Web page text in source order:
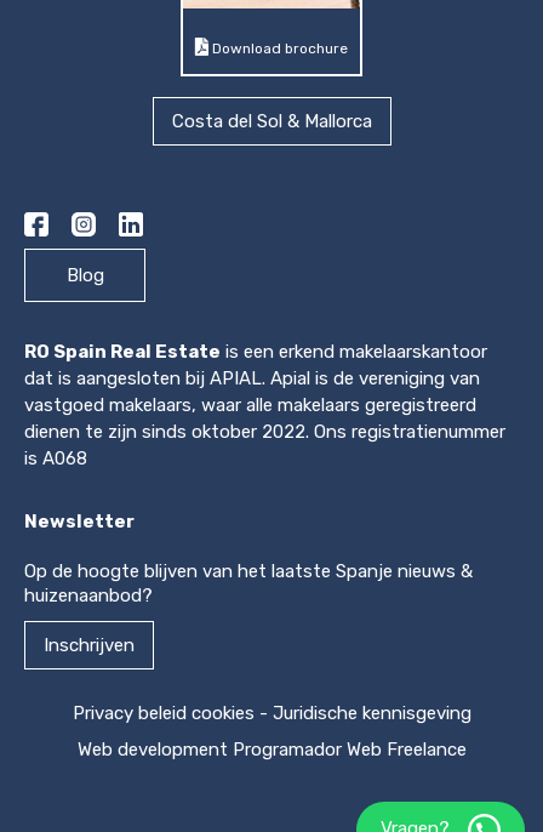
Download brochure
Costa del Sol & Mallorca
Blog
RO Spain Real Estate is een erkend makelaarskantoor
dat is aangesloten bij APIAL. Apial is de vereniging van
vastgoed makelaars, waar alle makelaars geregistreerd
dienen te zijn sinds oktober 2022. Ons registratienummer
is A068
Newsletter
Op de hoogte blijven van het laatste Spanje nieuws &
huizenaanbod?
Inschrijven
Privacy beleid cookies - Juridische kennisgeving
Web development Programador Web Freelance